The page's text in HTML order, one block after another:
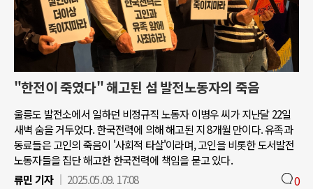
"한전이 죽였다" 해고된 섬 발전노동자의 죽음
울릉도 발전소에서 일하던 비정규직 노동자 이병우 씨가 지난달 22일
새벽 숨을 거두었다. 한국전력에 의해 해고된 지 8개월 만이다. 유족과
동료들은 고인의 죽음이 '사회적 타살'이라며, 고인을 비롯한 도서발전
노동자들을 집단 해고한 한국전력에 책임을 묻고 있다.
류민 기자
2025.05.09. 17:08 0